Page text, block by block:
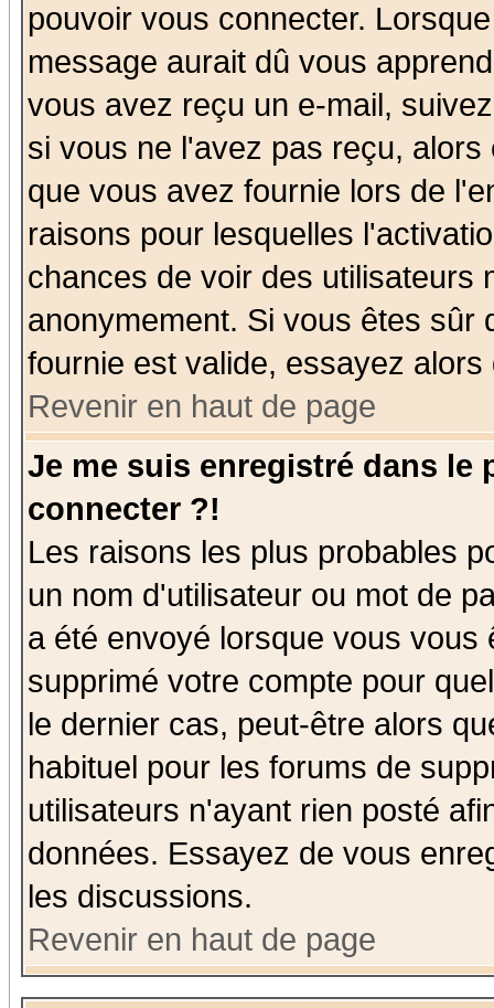
pouvoir vous connecter.
message aurait dû vous
vous avez reçu un e-mail,
si vous ne l'avez pas reçu,
que vous avez fournie lors de
raisons pour lesquelles
chances de voir des utilisateurs
anonymement. Si vous êtes sûr
fournie est valide, essayez
Revenir en haut de page
Je me suis enregistré dans le
connecter ?!
Les raisons les plus probables
un nom d'utilisateur ou mot de
a été envoyé lorsque vous
supprimé votre compte pour
le dernier cas, peut-être alors
habituel pour les forums de
utilisateurs n'ayant rien posté
données. Essayez de vous
les discussions.
Revenir en haut de page